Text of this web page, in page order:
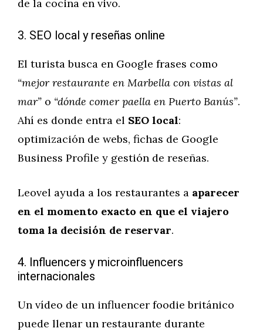
de la cocina en vivo.
3. SEO local y reseñas online
El turista busca en Google frases como
“mejor restaurante en Marbella con vistas al
mar” o “dónde comer paella en Puerto Banús”.
Ahí es donde entra el SEO local:
optimización de webs, fichas de Google
Business Profile y gestión de reseñas.
Leovel ayuda a los restaurantes a aparecer
en el momento exacto en que el viajero
toma la decisión de reservar.
4. Influencers y microinfluencers
internacionales
Un vídeo de un influencer foodie británico
puede llenar un restaurante durante